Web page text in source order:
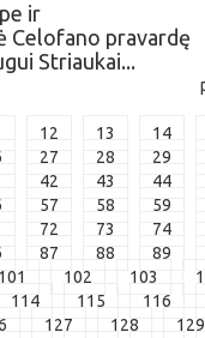
ir
Celofano pravardę
Striaukai...
12 13 14
27 28 29
42 43 44
57 58 59
72 73 74
87 88 89
101 102 103
114 115 116
127 128
129